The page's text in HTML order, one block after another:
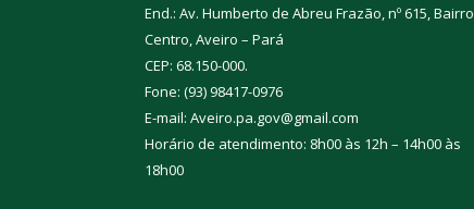
End.: Av. Humberto de Abreu Frazão, nº 615, Bairro
Centro, Aveiro – Pará
CEP: 68.150-000.
Fone: (93) 98417-0976
E-mail: Aveiro.pa.gov@gmail.com
Horário de atendimento: 8h00 às 12h – 14h00 às
18h00